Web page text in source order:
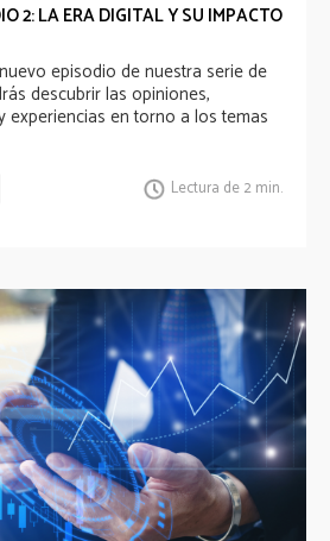
2: LA ERA DIGITAL Y SU IMPACTO
episodio de nuestra serie de
descubrir las opiniones,
experiencias en torno a los temas
Lectura de 2 min.